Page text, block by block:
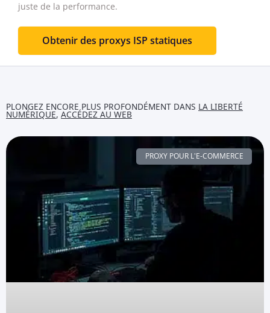
juste de la performance.
Obtenir des proxys ISP statiques
PLONGEZ ENCORE PLUS PROFONDÉMENT DANS LA LIBERTÉ
NUMÉRIQUE, ACCÉDEZ AU WEB
PROXY POUR L'E-COMMERCE